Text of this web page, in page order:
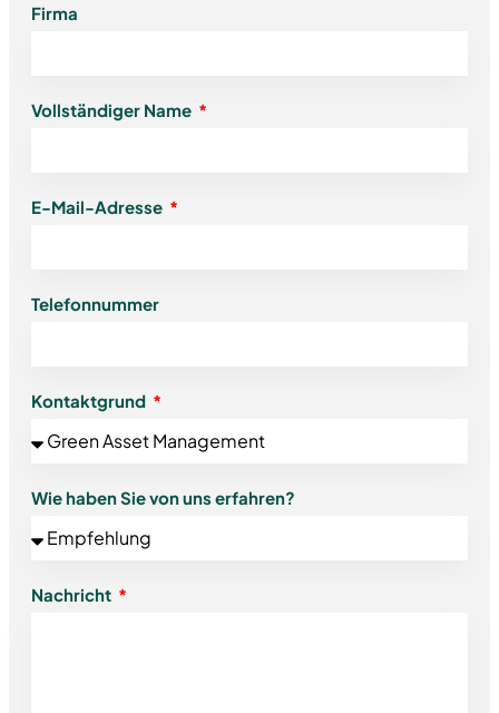
Firma
Vollständiger Name
E-Mail-Adresse
Telefonnummer
Kontaktgrund
Wie haben Sie von uns erfahren?
Nachricht